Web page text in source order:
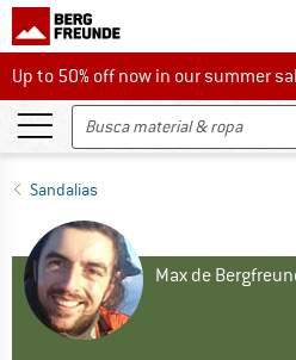
Up to 50% off now in our summer sale
Up to 50% off now in our summer
Sandalias
Max de